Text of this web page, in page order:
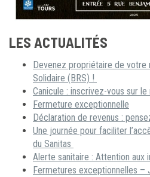
LES ACTUALITÉS
Devenez propriétaire de votre
Solidaire (BRS) !
Canicule : inscrivez-vous sur
Fermeture exceptionnelle
Déclaration de revenus :
Une journée pour faciliter
du Sanitas
Alerte sanitaire : Attention aux
Fermetures exceptionnelles –